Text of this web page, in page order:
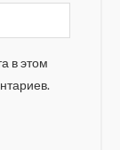
в этом